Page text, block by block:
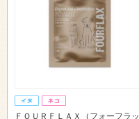
ＦＯＵＲＦＬＡＸ（フォーフラッ